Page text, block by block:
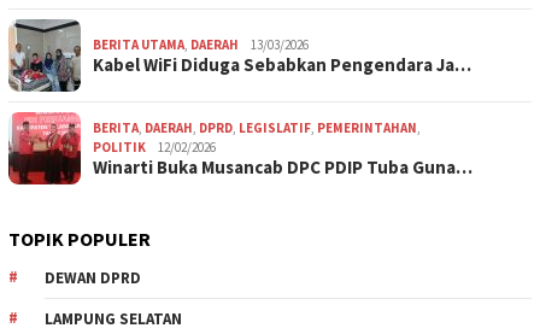
BERITA UTAMA, DAERAH 13/03/2026
Kabel WiFi Diduga Sebabkan Pengendara Ja…
BERITA, DAERAH, DPRD, LEGISLATIF, PEMERINTAHAN,
POLITIK
12/02/2026
Winarti Buka Musancab DPC PDIP Tuba Guna…
TOPIK POPULER
DEWAN DPRD
LAMPUNG SELATAN